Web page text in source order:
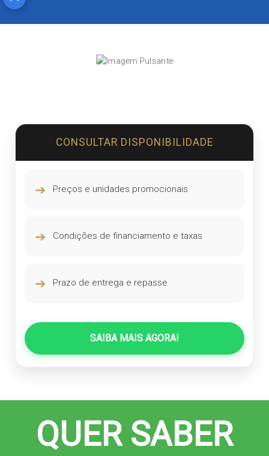
CONSULTAR DISPONIBILIDADE
➔ Preços e unidades promocionais
➔ Condições de financiamento e taxas
➔ Prazo de entrega e repasse
SAIBA MAIS AGORA!
QUER SABER